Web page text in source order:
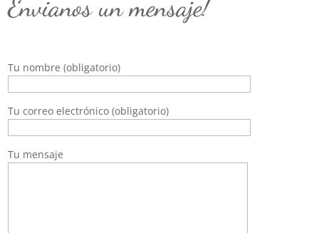
Envianos un mensaje!
Tu nombre (obligatorio)
Tu correo electrónico (obligatorio)
Tu mensaje